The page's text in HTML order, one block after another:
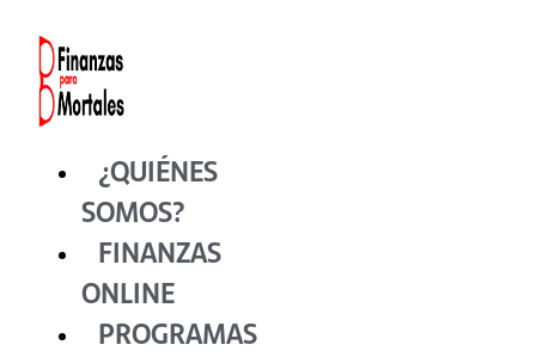
contenido
¿QUIÉNES
SOMOS?
FINANZAS
ONLINE
PROGRAMAS